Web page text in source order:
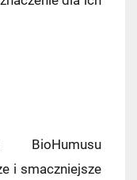
i smaczniejsze